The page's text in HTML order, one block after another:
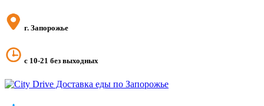
г. Запорожье
с 10-21 без выходных